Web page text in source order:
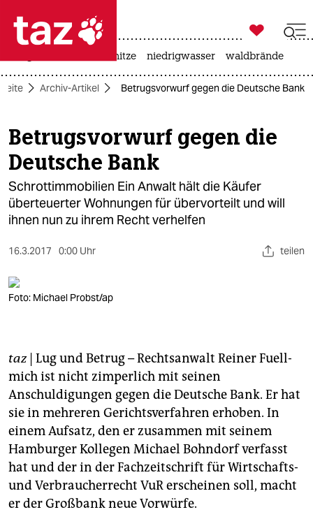
 taz zahl ich
taz zahl ich
themen
politik
öko
gesellschaft
kultur
sport
wahrheit
verlag
verlag
veranstaltungen
shop

taz zahl ich
hitze niedrigwasser waldbrände
Archiv-Artikel Betrugsvorwurf gegen die Deutsche Bank
Betrugsvorwurf gegen die
Deutsche Bank
Schrottimmobilien Ein Anwalt hält die Käufer
überteuerter Wohnungen für übervorteilt und will
ihnen nun zu ihrem Recht verhelfen
16.3.2017 0:00 Uhr teilen
Foto: Michael Probst/ap
taz| Lug und Betrug – Rechtsanwalt Reiner Fuell­
mich ist nicht zimperlich mit seinen
Anschuldigungen gegen die Deutsche Bank. Er hat
sie in mehreren Gerichtsverfahren erhoben. In
einem Aufsatz, den er zusammen mit seinem
Hamburger Kollegen Michael Bohndorf verfasst
hat und der in der Fachzeitschrift für Wirtschafts-
und Verbraucherrecht VuRerscheinen soll, macht
er der Großbank neue Vorwürfe.